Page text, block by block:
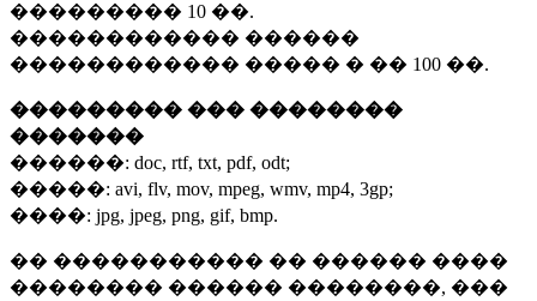
��������� 10 ��.
������������ ������
������������ ����� � �� 100 ��.
��������� ��� ��������
�������
������: doc, rtf, txt, pdf, odt;
�����: avi, flv, mov, mpeg, wmv, mp4, 3gp;
����: jpg, jpeg, png, gif, bmp.
�� ����������� �� ������ ����
�������� ������ ��������, ���